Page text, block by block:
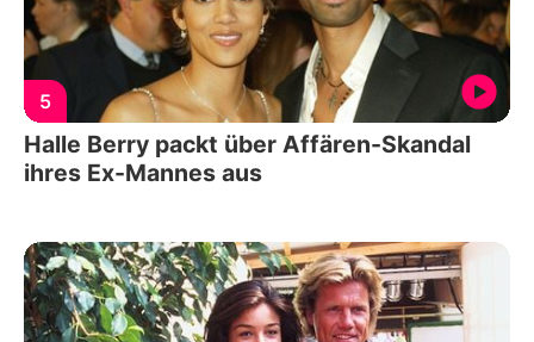
5
Halle Berry packt über Affären-Skandal
ihres Ex-Mannes aus